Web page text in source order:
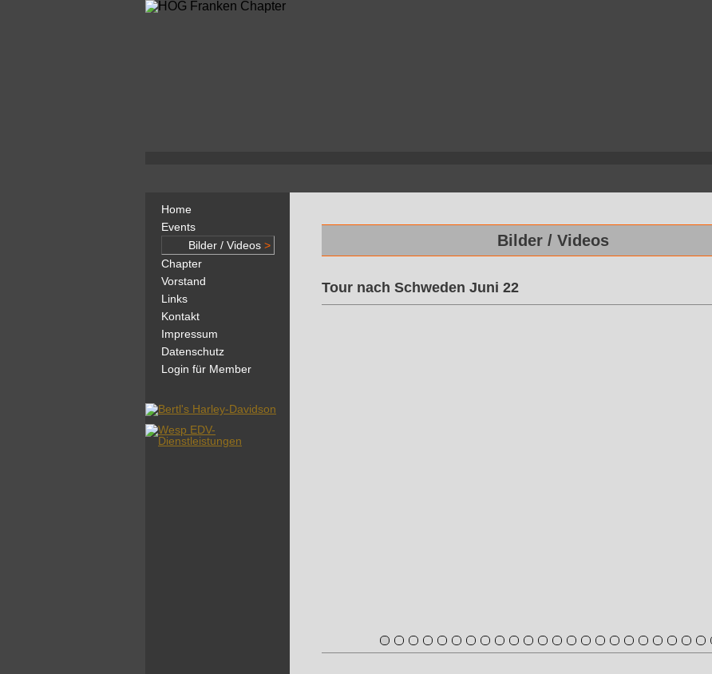
Home
Events
Bilder / Videos >
Chapter
Vorstand
Links
Kontakt
Impressum
Datenschutz
Login für Member
Bilder / Videos
Tour nach Schweden Juni 22